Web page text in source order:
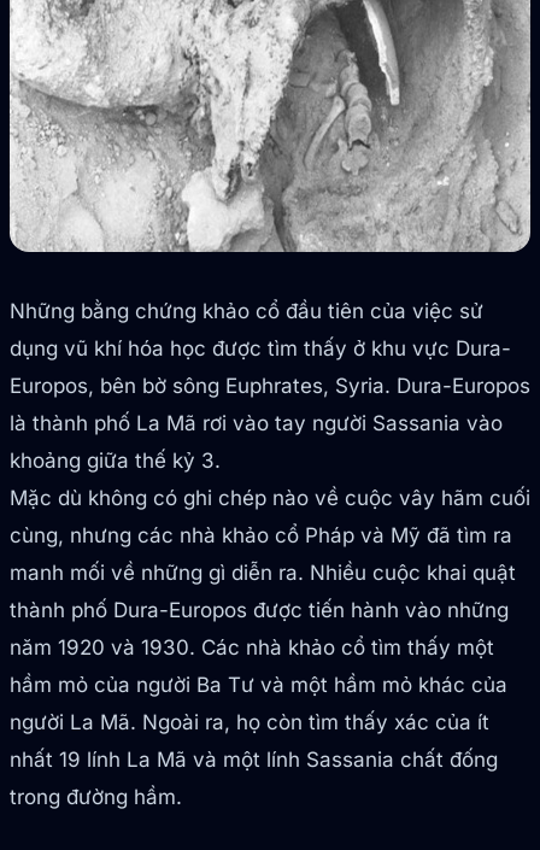
Những bằng chứng khảo cổ đầu tiên của việc sử
dụng vũ khí hóa học được tìm thấy ở khu vực Dura-
Europos, bên bờ sông Euphrates, Syria. Dura-Europos
là thành phố La Mã rơi vào tay người Sassania vào
khoảng giữa thế kỷ 3.
Mặc dù không có ghi chép nào về cuộc vây hãm cuối
cùng, nhưng các nhà khảo cổ Pháp và Mỹ đã tìm ra
manh mối về những gì diễn ra. Nhiều cuộc khai quật
thành phố Dura-Europos được tiến hành vào những
năm 1920 và 1930. Các nhà khảo cổ tìm thấy một
hầm mỏ của người Ba Tư và một hầm mỏ khác của
người La Mã. Ngoài ra, họ còn tìm thấy xác của ít
nhất 19 lính La Mã và một lính Sassania chất đống
trong đường hầm.